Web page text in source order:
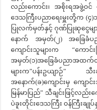
လည်းကောင်း၊ အစိုးရအဖွဲ့ဝင် ဝ
ဒေသကြီးပညာရေးမှူးတို့က (
ပြုလက်မှတ်နှင့် ဂုဏ်ပြုဆုငွေမျာ
နောက် အမှတ်(၂) အခြေခံပည
ကျောင်းသူများက “ကောင်း
အမှတ်(၁)အခြေခံပညာအထက်တန်
များက”ပန်းဥယျာဉ်” သီ
အနောက်(ခ)ကျောင်းမှ ကျောင်
မြန်မာပြည်” သီချင်းဖြင့်လည်
ပဲခူးတိုင်းဒေသကြီး ဝန်ကြီးချု